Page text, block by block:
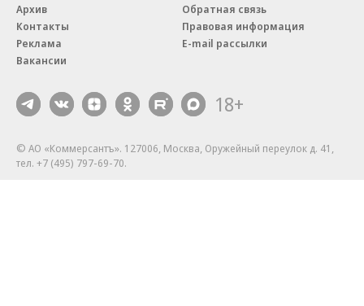
Архив
Контакты
Реклама
Вакансии
Обратная связь
Правовая информация
E-mail рассылки
18+
© АО «Коммерсантъ». 127006, Москва, Оружейный переулок д. 41,
тел. +7 (495) 797-69-70.